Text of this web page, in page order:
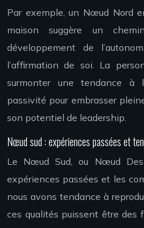
Par exemple, un Nœud Nord
maison suggère un
développement de
l’affirmation de soi. La
surmonter une tendance
passivité pour embrasser
son potentiel de leadership.
Nœud sud : expériences passées et
Le Nœud Sud, ou Nœud
expériences passées et les
nous avons tendance à
ces qualités puissent être des